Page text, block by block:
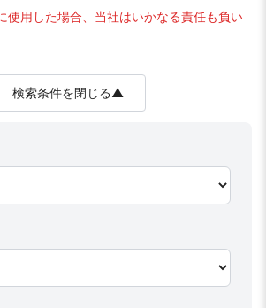
使用した場合、当社はいかなる責任も負い
検索条件を閉じる▲